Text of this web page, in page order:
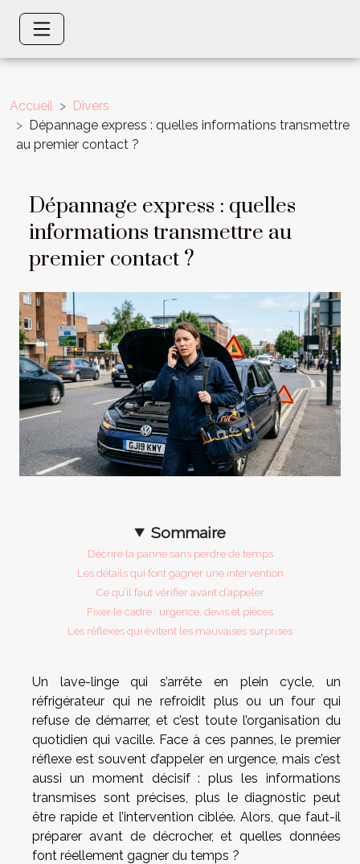
Accueil
Divers
Dépannage express : quelles informations transmettre
au premier contact ?
Dépannage express : quelles
informations transmettre au
premier contact ?
Sommaire
Décrire la panne sans perdre de temps
Les détails qui font gagner une intervention
Ce qu’il faut vérifier avant d’appeler
Fixer le cadre : urgence, devis et pièces
Les réflexes qui évitent les mauvaises surprises
Un lave-linge qui s’arrête en plein cycle, un
réfrigérateur qui ne refroidit plus ou un four qui
refuse de démarrer, et c’est toute l’organisation du
quotidien qui vacille. Face à ces pannes, le premier
réflexe est souvent d’appeler en urgence, mais c’est
aussi un moment décisif : plus les informations
transmises sont précises, plus le diagnostic peut
être rapide et l’intervention ciblée. Alors, que faut-il
préparer avant de décrocher, et quelles données
font réellement gagner du temps ?